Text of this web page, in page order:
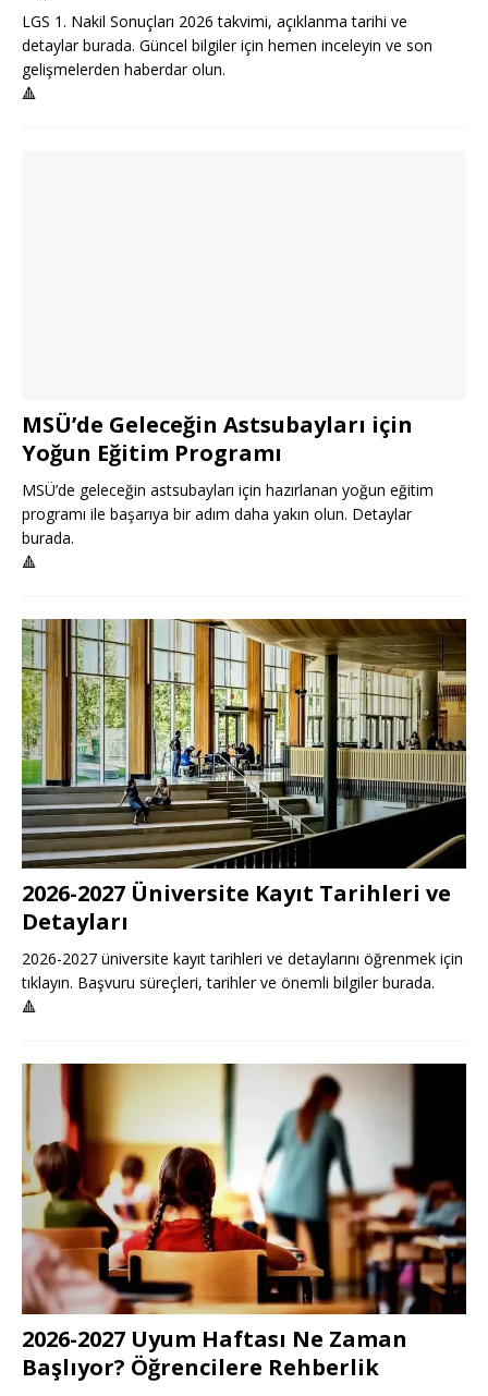
LGS 1. Nakil Sonuçları 2026 takvimi, açıklanma tarihi ve
detaylar burada. Güncel bilgiler için hemen inceleyin ve son
gelişmelerden haberdar olun.
🔺
MSÜ’de Geleceğin Astsubayları için
Yoğun Eğitim Programı
MSÜ’de geleceğin astsubayları için hazırlanan yoğun eğitim
programı ile başarıya bir adım daha yakın olun. Detaylar
burada.
🔺
2026-2027 Üniversite Kayıt Tarihleri ve
Detayları
2026-2027 üniversite kayıt tarihleri ve detaylarını öğrenmek için
tıklayın. Başvuru süreçleri, tarihler ve önemli bilgiler burada.
🔺
2026-2027 Uyum Haftası Ne Zaman
Başlıyor? Öğrencilere Rehberlik